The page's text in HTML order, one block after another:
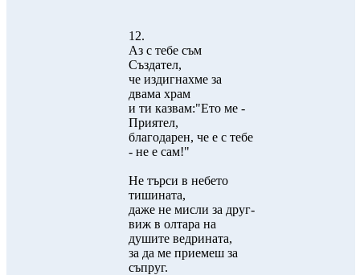
12.
Аз с тебе съм
Създател,
че издигнахме за
двама храм
и ти казвам:"Ето ме -
Приятел,
благодарен, че е с тебе
- не е сам!"
Не търси в небето
тишината,
даже не мисли за друг-
виж в олтара на
душите ведрината,
за да ме приемеш за
съпруг.